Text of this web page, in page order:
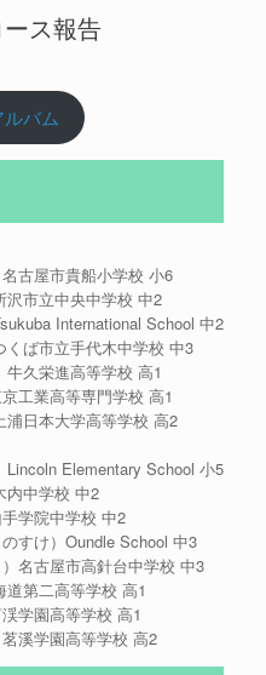
ス報告
バム
古屋市貴船小学校 小6
市立中央中学校 中2
International School 中2
ば市立手代木中学校 中3
久栄進高等学校 高1
工業高等専門学校 高1
日本大学高等学校 高2
Elementary School 小5
中学校 中2
学院中学校 中2
け）Oundle School 中3
古屋市高針台中学校 中3
第二高等学校 高1
学園高等学校 高1
溪学園高等学校 高2